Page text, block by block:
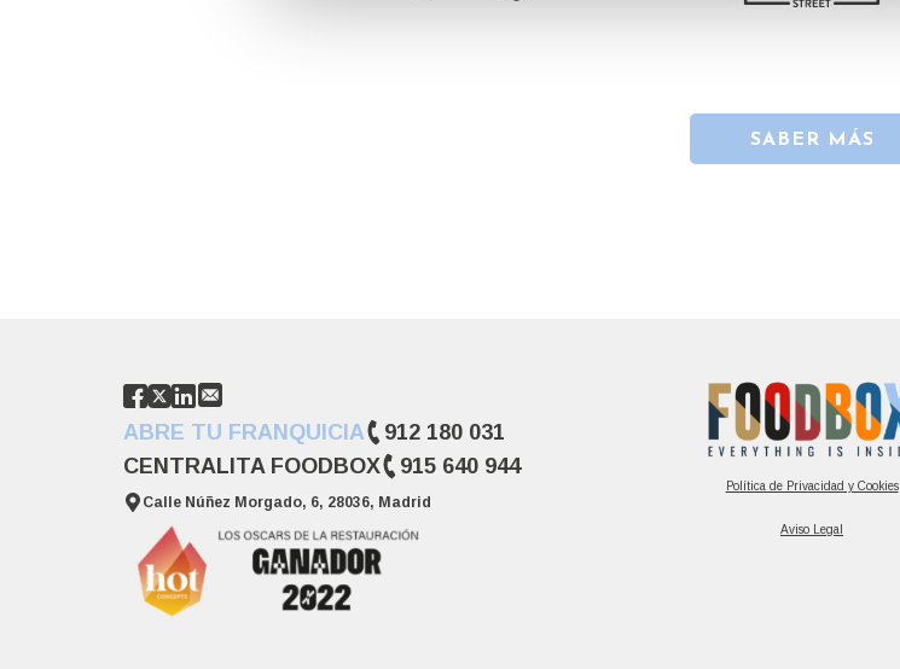
SABER MÁS
ABRE TU FRANQUICIA
912 180 031
CENTRALITA FOODBOX
915 640 944
Calle Núñez Morgado, 6, 28036, Madrid
Política de Privacidad y Cookies
Aviso Legal